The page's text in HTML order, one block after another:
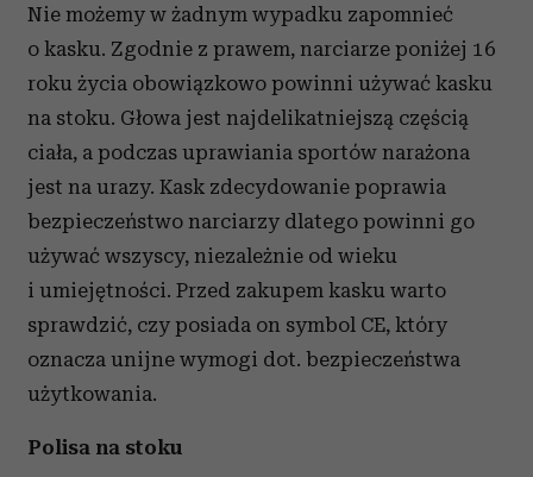
Nie możemy w żadnym wypadku zapomnieć
o kasku. Zgodnie z prawem, narciarze poniżej 16
roku życia obowiązkowo powinni używać kasku
na stoku. Głowa jest najdelikatniejszą częścią
ciała, a podczas uprawiania sportów narażona
jest na urazy. Kask zdecydowanie poprawia
bezpieczeństwo narciarzy dlatego powinni go
używać wszyscy, niezależnie od wieku
i umiejętności. Przed zakupem kasku warto
sprawdzić, czy posiada on symbol CE, który
oznacza unijne wymogi dot. bezpieczeństwa
użytkowania.
Polisa na stoku